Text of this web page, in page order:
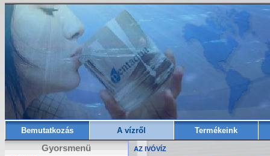
Bemutatkozás A vízről Termékeink
Gyorsmenü
AZ IVÓVÍZ